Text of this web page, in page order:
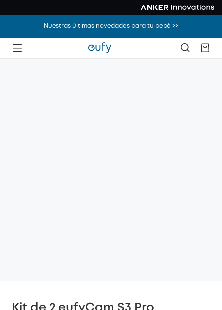
Nuestras últimas novedades para tu bebé >>
Kit de 2 eufyCam S3 Pro